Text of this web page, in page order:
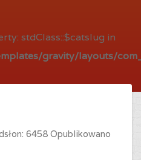
stdClass::$catslug in
gravity/layouts/
6458 Opublikowano